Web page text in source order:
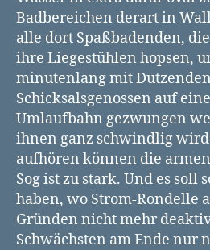
Badbereichen derart in
alle dort Spaßbadenden,
ihre Liegestühlen hopsen,
minutenlang mit Dutzenden
Schicksalsgenossen auf
Umlaufbahn gezwungen
ihnen ganz schwindlig
aufhören können die
Sog ist zu stark. Und es soll
haben, wo Strom-Rondelle
Gründen nicht mehr
Schwächsten am Ende nur